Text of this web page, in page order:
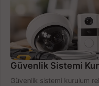
Güvenlik Sistemi
Güvenlik sistemi kurulum